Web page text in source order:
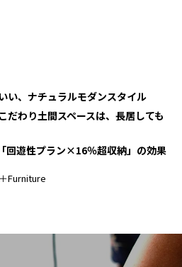
い、ナチュラルモダンスタイル
だわり土間スペースは、長居しても
回遊性プラン×16％超収納」の効果
Furniture